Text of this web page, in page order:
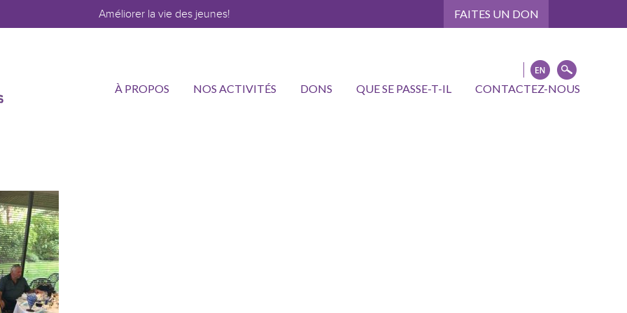
Améliorer la vie des jeunes!
FAITES UN DON
À PROPOS NOS ACTIVITÉS DONS QUE SE PASSE-T-IL CONTACTEZ-NOUS